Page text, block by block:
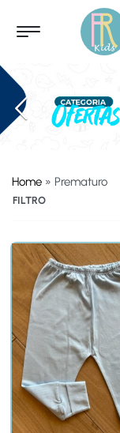
Home » Prematuro
FILTRO